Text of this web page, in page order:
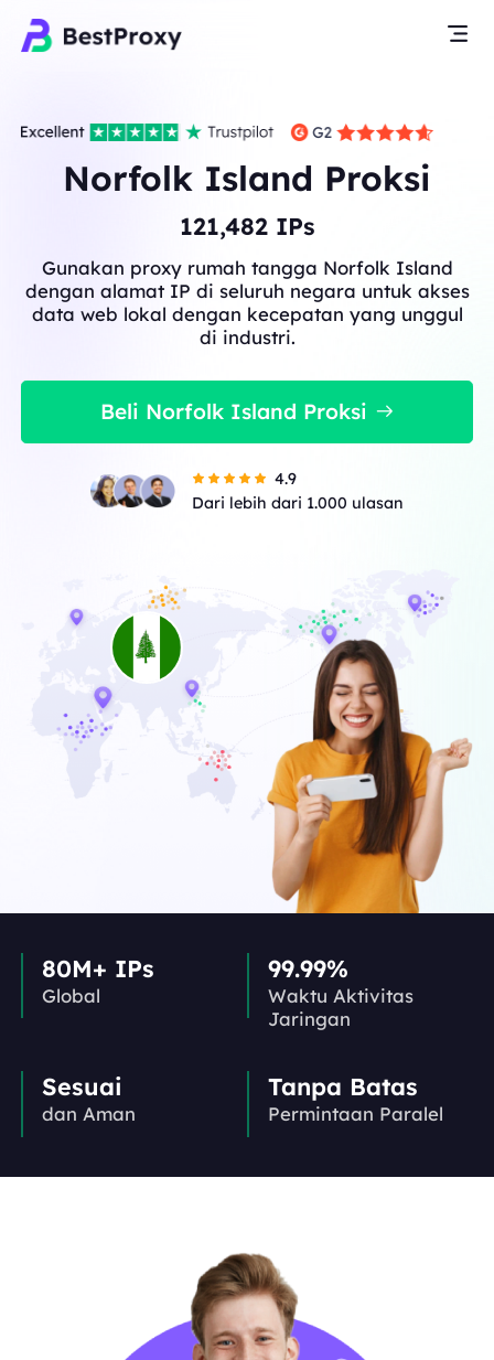
Norfolk Island Proksi
121,482IPs
Gunakan proxy rumah tangga Norfolk Island
dengan alamat IP di seluruh negara untuk akses
data web lokal dengan kecepatan yang unggul
di industri.
Beli Norfolk Island Proksi
4.9
Dari lebih dari 1.000 ulasan
80M+ IPs
Global
99.99%
Waktu Aktivitas
Jaringan
Sesuai
dan Aman
Tanpa Batas
Permintaan Paralel